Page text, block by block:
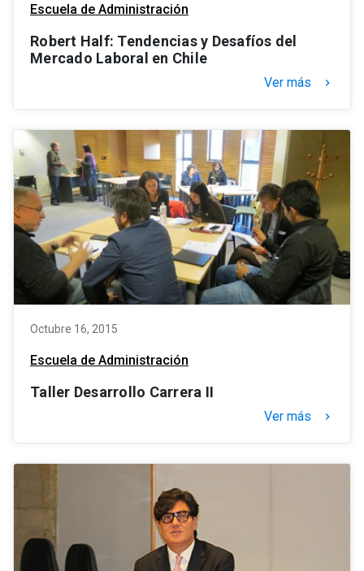
Escuela de Administración
Robert Half: Tendencias y Desafíos del
Mercado Laboral en Chile
Ver más keyboard_arrow_right
Octubre 16, 2015
Escuela de Administración
Taller Desarrollo Carrera II
Ver más keyboard_arrow_right